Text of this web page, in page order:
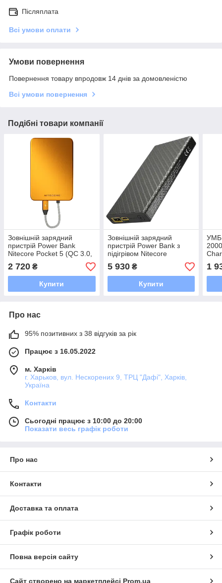
Післяплата
Всі умови оплати
Умови повернення
Повернення товару впродовж 14 днів за домовленістю
Всі умови повернення
Подібні товари компанії
Зовнішній зарядний
пристрій Power Bank
Nitecore Pocket 5 (QC 3.0,
5000mAh), помаранчевий
2 720 ₴
Купити
Зовнішній зарядний
пристрій Power Bank з
підігрівом Nitecore
SUMMIT 10000 (38.5W QC
3.0 10000mAh)
5 930₴
Купити
УМБ
1
Про нас
95% позитивних з 38 відгуків за рік
Працює з 16.05.2022
м. Харків
г. Харьков, вул. Нескорених 9, ТРЦ "Дафі", Харків,
Україна
Контакти
Сьогодні працює з 10:00 до 20:00
Показати весь графік роботи
Про нас
Контакти
Доставка та оплата
Графік роботи
Повна версія сайту
Сайт створено на маркетплейсі Prom.ua